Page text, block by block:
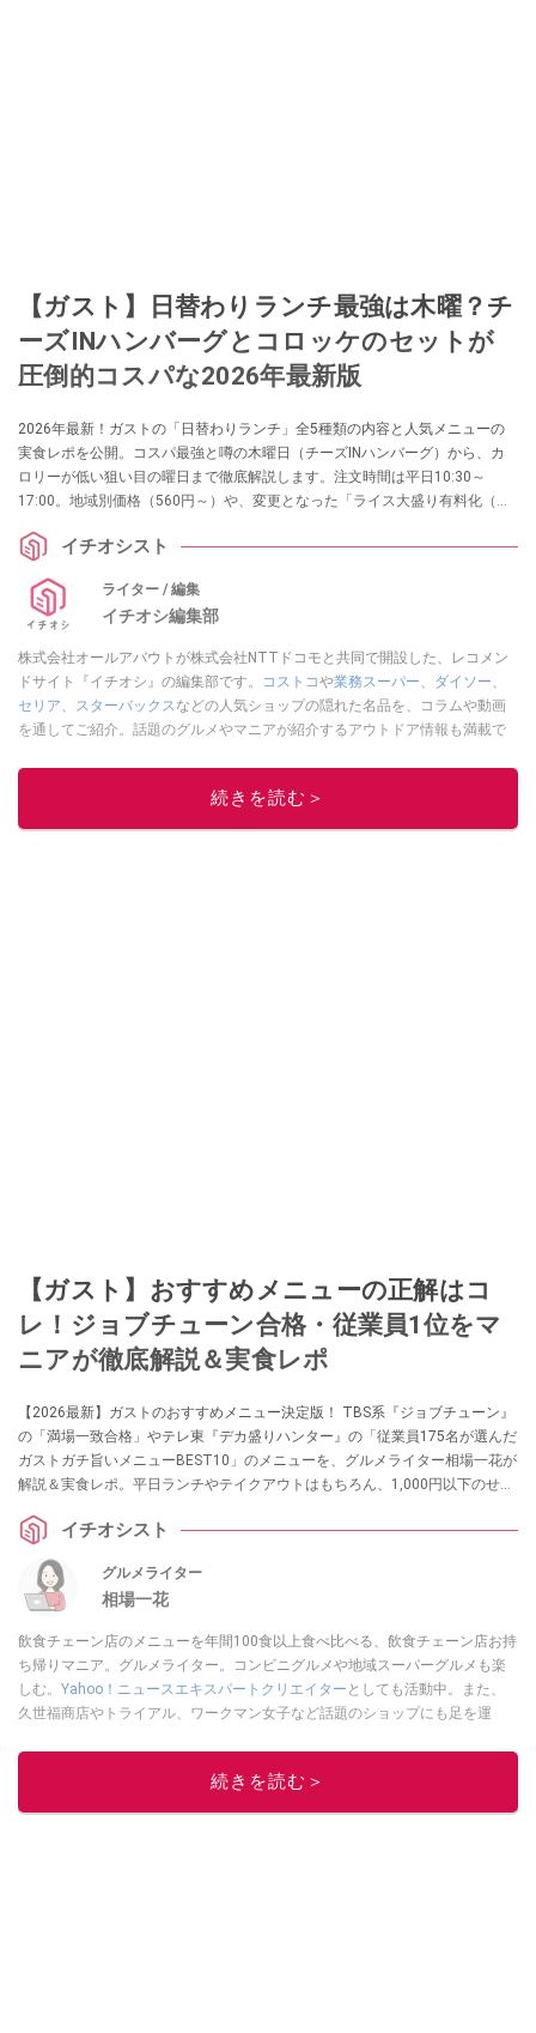
【ガスト】日替わりランチ最強は木曜？チ
ーズINハンバーグとコロッケのセットが
圧倒的コスパな2026年最新版
2026年最新！ガストの「日替わりランチ」全5種類の内容と人気メニューの
実食レポを公開。コスパ最強と噂の木曜日（チーズINハンバーグ）から、カ
ロリーが低い狙い目の曜日まで徹底解説します。注文時間は平日10:30～
17:00。地域別価格（560円～）や、変更となった「ライス大盛り有料化（＋
情報を完全網羅しました。
イチオシスト
ライター / 編集
イチオシ編集部
株式会社オールアバウトが株式会社NTTドコモと共同で開設した、レコメン
ドサイト『イチオシ』の編集部です。
コストコや業務スーパー、 ダイソー、
セリア、 スターバックスなどの人気ショップの隠れた名品を、コラムや動画
を通してご紹介。話題のグルメやマニアが紹介するアウトドア情報も満載で
レビューしています。毎日トレンド情報をお届けしているので、ぜひ
してください！続きを読む＞
【ガスト】おすすめメニューの正解はコ
レ！ジョブチューン合格・従業員1位をマ
ニアが徹底解説＆実食レポ
【2026最新】ガストのおすすめメニュー決定版！ TBS系『ジョブチューン』
の「満場一致合格」やテレ東『デカ盛りハンター』の「従業員175名が選んだ
ガストガチ旨いメニューBEST10」のメニューを、グルメライター相場一花が
解説＆実食レポ。平日ランチやテイクアウトはもちろん、1,000円以下のせん
注文方法を徹底ガイドします。
イチオシスト
グルメライター
相場一花
飲食チェーン店のメニューを年間100食以上食べ比べる、飲食チェーン店お持
ち帰りマニア。グルメライター。コンビニグルメや地域スーパーグルメも楽
しむ。 Yahoo！ニュースエキスパートクリエイター としても活動中。また、
久世福商店やトライアル、ワークマン女子など話題のショップにも足を運
「週刊プレイボーイ」、宝島社「おいしい！ シャトレーゼBOOK」などでグ
ルメライター、食の専門家として出演実績あり。
続きを読む＞